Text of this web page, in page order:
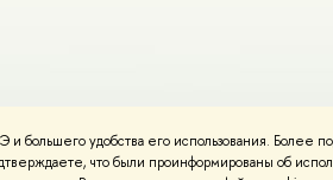
удобства его использования. Более
что были проинформированы об
Условия использования материало
Школе дизайна НИУ ВШЭ